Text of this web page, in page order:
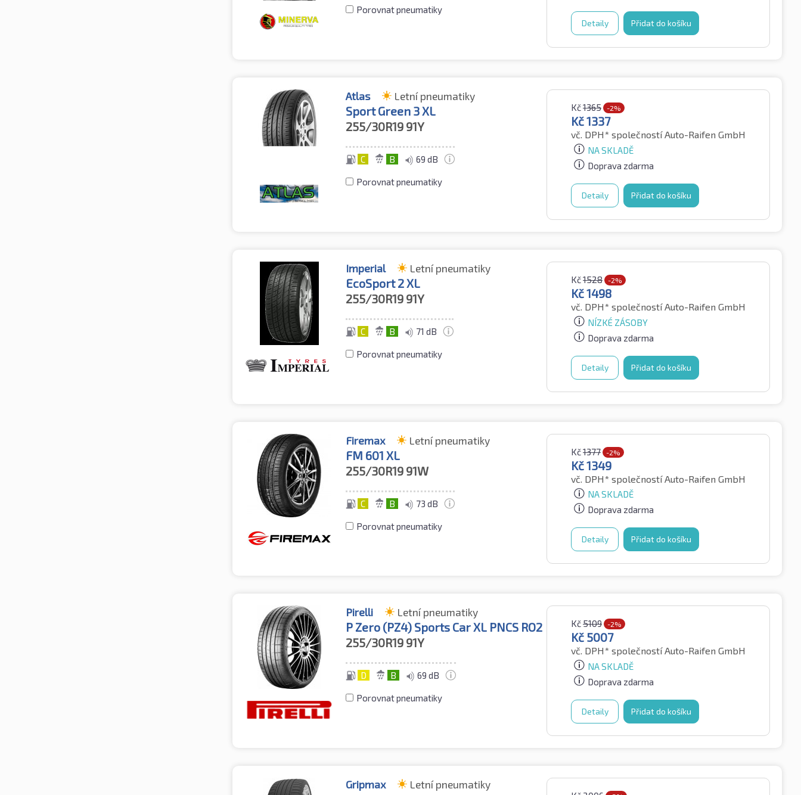
Porovnat pneumatiky
Detaily Přidat do košíku
Atlas Letní pneumatiky
Sport Green 3 XL
255/30R19 91Y
C B 69 dB
Porovnat pneumatiky
Kč1365 -2%
Kč1337
vč. DPH* společností Auto-Raifen GmbH
NA SKLADĚ
Doprava zdarma
Detaily Přidat do košíku
Imperial Letní pneumatiky
EcoSport 2 XL
255/30R19 91Y
C B 71 dB
Porovnat pneumatiky
Kč1528 -2%
Kč1498
vč. DPH* společností Auto-Raifen GmbH
NÍZKÉ ZÁSOBY
Doprava zdarma
Detaily Přidat do košíku
Firemax Letní pneumatiky
FM 601 XL
255/30R19 91W
C B 73 dB
Porovnat pneumatiky
Kč1377 -2%
Kč1349
vč. DPH* společností Auto-Raifen GmbH
NA SKLADĚ
Doprava zdarma
Detaily Přidat do košíku
Pirelli Letní pneumatiky
P Zero (PZ4) Sports Car XL PNCS RO2
255/30R19 91Y
D B 69 dB
Porovnat pneumatiky
Kč5109 -2%
Kč 5007
vč. DPH* společností Auto-Raifen GmbH
NA SKLADĚ
Doprava zdarma
Detaily Přidat do košíku
Gripmax Letní pneumatiky